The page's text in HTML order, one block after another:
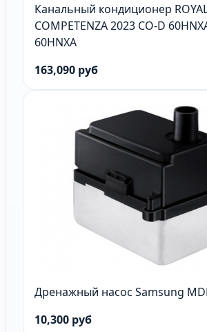
Канальный кондиционер
COMPETENZA 2023 CO-D
60HNXA
163,090 руб
Дренажный насос Samsung
10,300 руб